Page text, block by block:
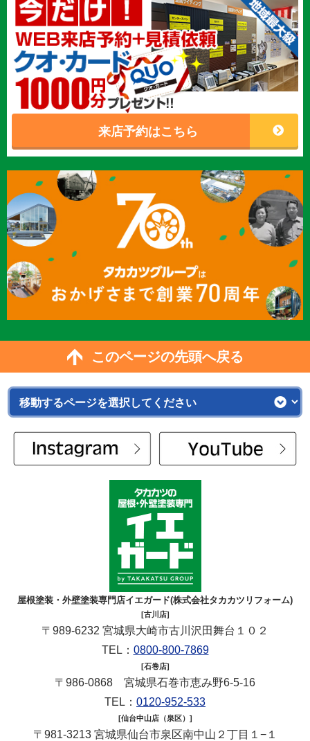
来店予約はこちら
このページの先頭へ戻る
屋根塗装・外壁塗装専門店イエガード(株式会社タカカツリフォーム)
[古川店]
〒989-6232 宮城県大崎市古川沢田舞台１０２
TEL： 0800-800-7869
[石巻店]
〒986-0868 宮城県石巻市恵み野6-5-16
TEL： 0120-952-533
[仙台中山店（泉区）]
〒981-3213 宮城県仙台市泉区南中山２丁目１−１